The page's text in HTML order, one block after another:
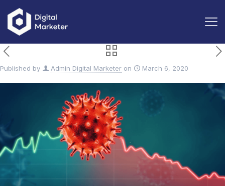
Published by Admin Digital Marketer on March 6, 2020